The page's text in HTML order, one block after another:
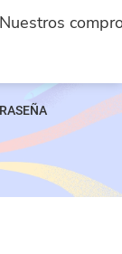
Nuestros